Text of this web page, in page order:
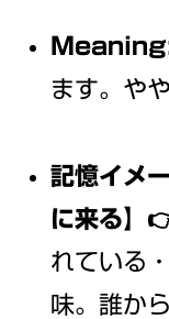
ます。や
記憶イメ
に来る】
れている
味。誰か